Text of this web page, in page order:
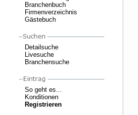
Branchenbuch
Firmenverzeichnis
Gästebuch
Detailsuche
Livesuche
Branchensuche
So geht es...
Konditionen
Registrieren